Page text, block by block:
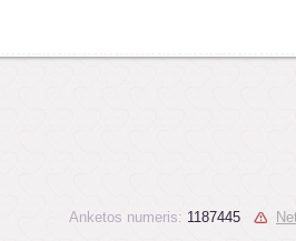
Anketos numeris: 1187445